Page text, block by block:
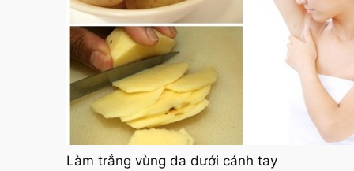
Làm trắng vùng da dưới cánh tay